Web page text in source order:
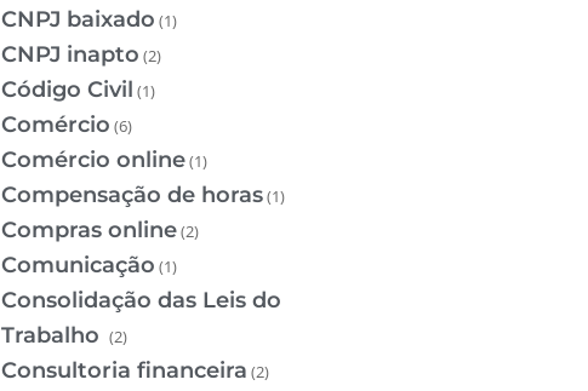
CNPJ baixado (1)
CNPJ inapto (2)
Código Civil (1)
Comércio (6)
Comércio online(1)
Compensação de horas(1)
Compras online(2)
Comunicação (1)
Consolidação das Leis do
Trabalho (2)
Consultoria financeira (2)